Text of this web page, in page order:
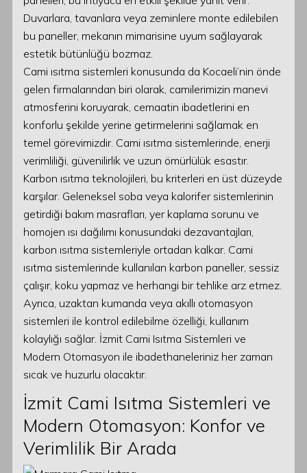
Duvarlara, tavanlara veya zeminlere monte edilebilen
bu paneller, mekanın mimarisine uyum sağlayarak
estetik bütünlüğü bozmaz.
Cami ısıtma sistemleri konusunda da Kocaeli’nin önde
gelen firmalarından biri olarak, camilerimizin manevi
atmosferini koruyarak, cemaatin ibadetlerini en
konforlu şekilde yerine getirmelerini sağlamak en
temel görevimizdir. Cami ısıtma sistemlerinde, enerji
verimliliği, güvenilirlik ve uzun ömürlülük esastır.
Karbon ısıtma teknolojileri, bu kriterleri en üst düzeyde
karşılar. Geleneksel soba veya kalorifer sistemlerinin
getirdiği bakım masrafları, yer kaplama sorunu ve
homojen ısı dağılımı konusundaki dezavantajları,
karbon ısıtma sistemleriyle ortadan kalkar. Cami
ısıtma sistemlerinde kullanılan karbon paneller, sessiz
çalışır, koku yapmaz ve herhangi bir tehlike arz etmez.
Ayrıca, uzaktan kumanda veya akıllı otomasyon
sistemleri ile kontrol edilebilme özelliği, kullanım
kolaylığı sağlar. İzmit Cami Isıtma Sistemleri ve
Modern Otomasyon ile ibadethaneleriniz her zaman
sıcak ve huzurlu olacaktır.
İzmit Cami Isıtma Sistemleri ve
Modern Otomasyon: Konfor ve
Verimlilik Bir Arada